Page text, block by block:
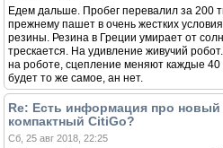
Едем дальше. Пробег перевалил за 200
прежнему пашет в очень жестких
резины. Резина в Греции умирает от
трескается. На удивление живучий
на роботе, сцепление меняют каждые
будет то же самое, ан нет.
Re: Есть информация про новый
компактный CitiGo?
Сб, 25 авг 2018, 22:25